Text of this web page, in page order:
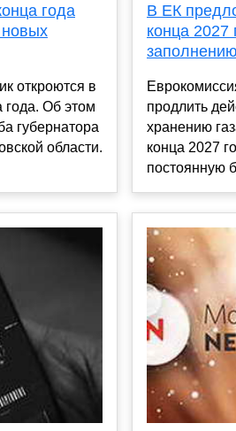
года
новых
откроются в
года. Об этом
губернатора
области.
В ЕК
конца 2027
продлить
хранению
конца 2027
постоянную